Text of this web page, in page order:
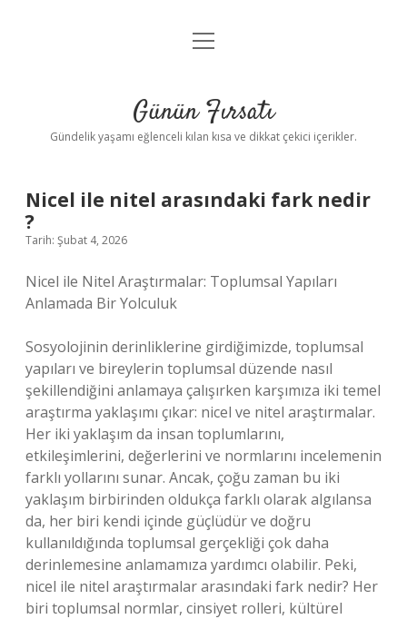
Anasayfa
Yasal Uyarı
menüyü
Günün Fırsatı
Gündelik yaşamı eğlenceli kılan kısa ve dikkat çekici içerikler.
Nicel ile nitel arasındaki fark nedir
?
Tarih: Şubat 4, 2026
Nicel ile Nitel Araştırmalar: Toplumsal Yapıları
Anlamada Bir Yolculuk
Sosyolojinin derinliklerine girdiğimizde, toplumsal
yapıları ve bireylerin toplumsal düzende nasıl
şekillendiğini anlamaya çalışırken karşımıza iki temel
araştırma yaklaşımı çıkar: nicel ve nitel araştırmalar.
Her iki yaklaşım da insan toplumlarını,
etkileşimlerini, değerlerini ve normlarını incelemenin
farklı yollarını sunar. Ancak, çoğu zaman bu iki
yaklaşım birbirinden oldukça farklı olarak algılansa
da, her biri kendi içinde güçlüdür ve doğru
kullanıldığında toplumsal gerçekliği çok daha
derinlemesine anlamamıza yardımcı olabilir. Peki,
nicel ile nitel araştırmalar arasındaki fark nedir? Her
biri toplumsal normlar, cinsiyet rolleri, kültürel